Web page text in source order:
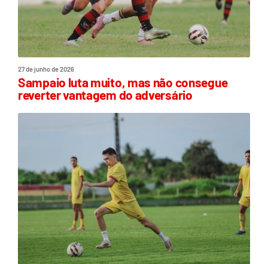
27 de junho de 2026
Sampaio luta muito, mas não consegue
reverter vantagem do adversário